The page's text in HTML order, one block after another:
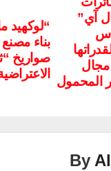
er
st
gr
a
m
“لوكهيد
بناء مصنع
صواريخ
آي”
مجال
المحمول
By